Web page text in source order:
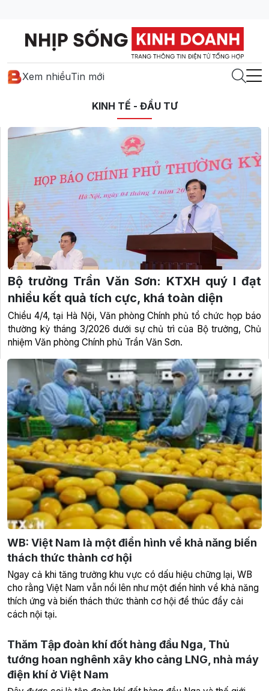
Xem nhiềuTin mới
KINH TẾ - ĐẦU TƯ
WB: Việt Nam là một điển hình về khả năng biến
thách thức thành cơ hội
Ngay cả khi tăng trưởng khu vực có dấu hiệu chững lại, WB
cho rằng Việt Nam vẫn nổi lên như một điển hình về khả năng
thích ứng và biến thách thức thành cơ hội để thúc đẩy cải
cách nội tại.
Bộ trưởng Trần Văn Sơn: KTXH quý I đạt
nhiều kết quả tích cực, khá toàn diện
Chiều 4/4, tại Hà Nội, Văn phòng Chính phủ tổ chức họp báo
thường kỳ tháng 3/2026 dưới sự chủ trì của Bộ trưởng, Chủ
nhiệm Văn phòng Chính phủ Trần Văn Sơn.
Thăm Tập đoàn khí đốt hàng đầu Nga, Thủ
tướng hoan nghênh xây kho cảng LNG, nhà máy
điện khí ở Việt Nam